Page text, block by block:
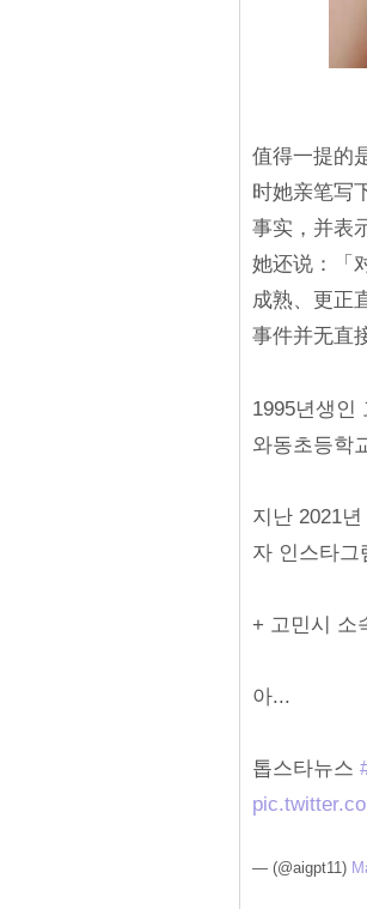
值得一提的
时她亲笔写
事实，并表
她还说：「
成熟、更正
事件并无直
1995년생인
와동초등학
지난 2021
자 인스타그
+ 고민시 소
아...
톱스타뉴스
— (@aigpt11)